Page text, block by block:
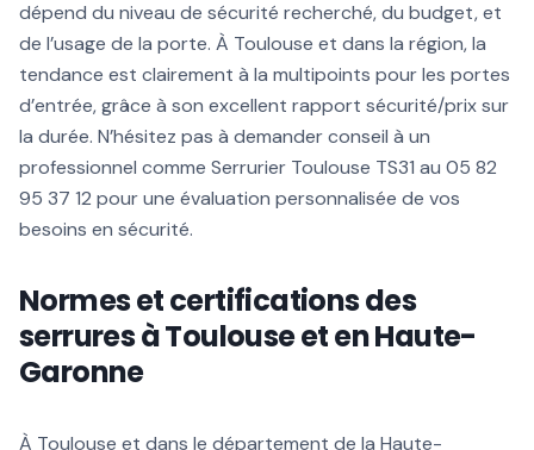
dépend du niveau de sécurité recherché, du budget, et
de l’usage de la porte. À Toulouse et dans la région, la
tendance est clairement à la multipoints pour les portes
d’entrée, grâce à son excellent rapport sécurité/prix sur
la durée. N’hésitez pas à demander conseil à un
professionnel comme Serrurier Toulouse TS31 au 05 82
95 37 12 pour une évaluation personnalisée de vos
besoins en sécurité.
Normes et certifications des
serrures à Toulouse et en Haute-
Garonne
À Toulouse et dans le département de la Haute-